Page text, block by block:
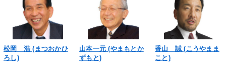
松岡 浩 (まつおかひ
ろし)
山本一元 (やまもとか
ずもと)
香山 誠 (こうやまま
こと)